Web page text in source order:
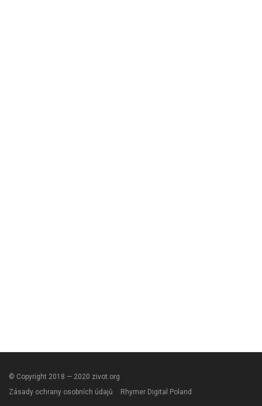
© Copyright 2018 — 2020 zivot.org
Zásady ochrany osobních údajů
Rhymer Digital Poland